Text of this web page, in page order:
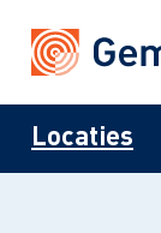
Locaties